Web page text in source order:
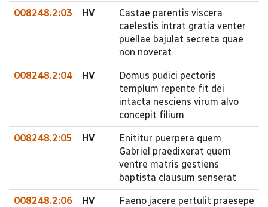
008248.2:03 HV
Castae parentis viscera
caelestis intrat gratia venter
puellae bajulat secreta quae
non noverat
008248.2:04 HV
Domus pudici pectoris
templum repente fit dei
intacta nesciens virum alvo
concepit filium
008248.2:05 HV
Enititur puerpera quem
Gabriel praedixerat quem
ventre matris gestiens
baptista clausum senserat
008248.2:06 HV
Faeno jacere pertulit praesepe